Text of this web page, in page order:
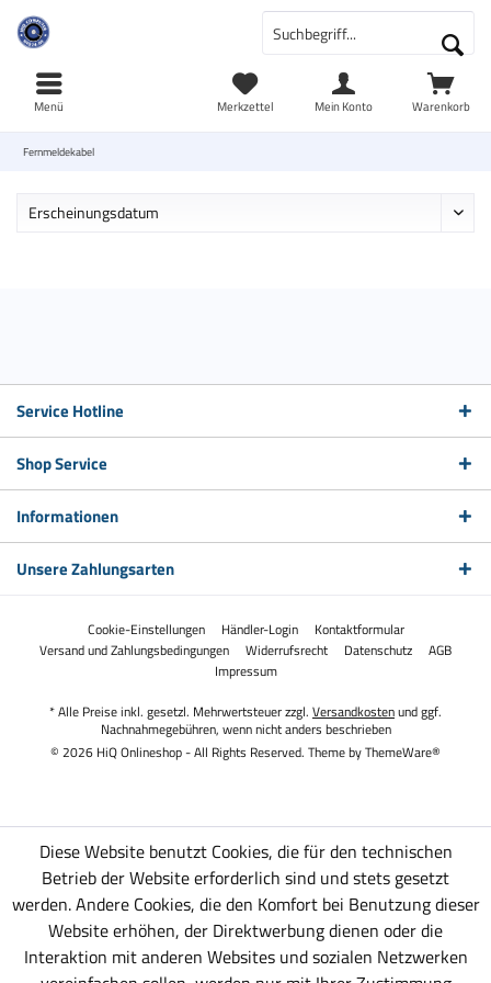
Warenkorb
Merkzettel Mein Konto
Menü
Fernmeldekabel
Service Hotline
Shop Service
Informationen
Unsere Zahlungsarten
Cookie-Einstellungen Händler-Login
Kontaktformular
Versand und Zahlungsbedingungen
Widerrufsrecht Datenschutz
AGB
Impressum
* Alle Preise inkl. gesetzl. Mehrwertsteuer zzgl. Versandkostenund ggf.
Nachnahmegebühren, wenn nicht anders beschrieben
© 2026 HiQ Onlineshop - All Rights Reserved. Theme byThemeWare®
Diese Website benutzt Cookies, die für den technischen
Betrieb der Website erforderlich sind und stets gesetzt
werden. Andere Cookies, die den Komfort bei Benutzung dieser
Website erhöhen, der Direktwerbung dienen oder die
Interaktion mit anderen Websites und sozialen Netzwerken